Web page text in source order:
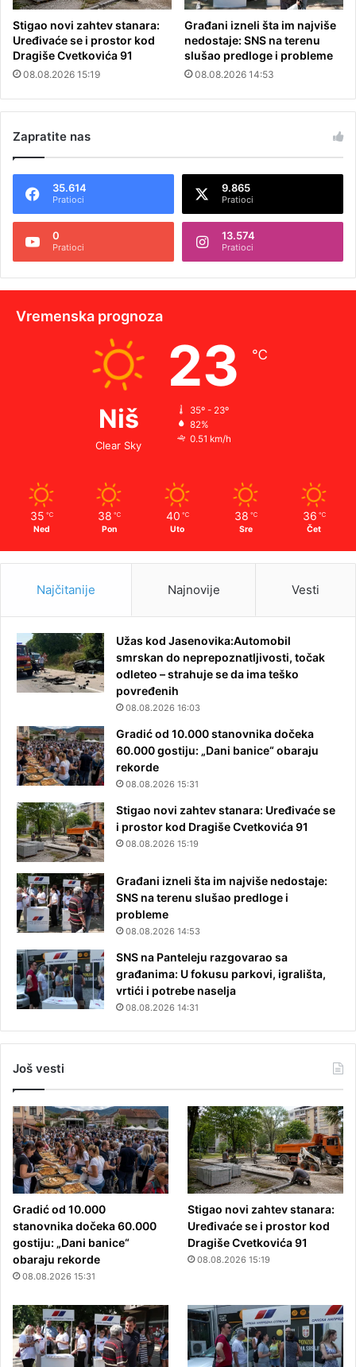
Stigao novi zahtev stanara:
Uređivaće se i prostor kod
Dragiše Cvetkovića 91
08.08.2026 15:19
Građani izneli šta im najviše
nedostaje: SNS na terenu
slušao predloge i probleme
08.08.2026 14:53
Zapratite nas
35.614
Pratioci
9.865
Pratioci
0
Pratioci
13.574
Pratioci
Vremenska prognoza
Niš
Clear Sky
23 ℃
35º - 23º
82%
0.51 km/h
35 ℃
Ned
38 ℃
Pon
40 ℃
Uto
38 ℃
Sre
36 ℃
Čet
Najčitanije Najnovije Vesti
Užas kod Jasenovika:Automobil
smrskan do neprepoznatljivosti, točak
odleteo – strahuje se da ima teško
povređenih
08.08.2026 16:03
Gradić od 10.000 stanovnika dočeka
60.000 gostiju: „Dani banice“ obaraju
rekorde
08.08.2026 15:31
Stigao novi zahtev stanara: Uređivaće se
i prostor kod Dragiše Cvetkovića 91
08.08.2026 15:19
Građani izneli šta im najviše nedostaje:
SNS na terenu slušao predloge i
probleme
08.08.2026 14:53
SNS na Panteleju razgovarao sa
građanima: U fokusu parkovi, igrališta,
vrtići i potrebe naselja
08.08.2026 14:31
Još vesti
Gradić od 10.000
stanovnika dočeka 60.000
gostiju: „Dani banice“
obaraju rekorde
08.08.2026 15:31
Stigao novi zahtev stanara:
Uređivaće se i prostor kod
Dragiše Cvetkovića 91
08.08.2026 15:19